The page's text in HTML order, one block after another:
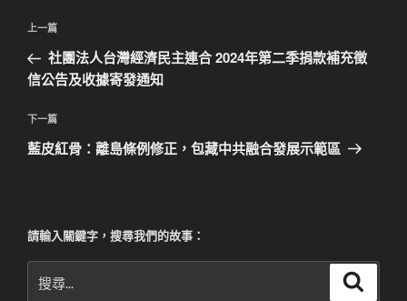
文
導
覽
上
一
篇
章
上一篇
社團法人台灣經濟民主連合 2024年第二季捐款補充徵
信公告及收據寄發通知
下
一
下一篇
藍皮紅骨：離島條例修正，包藏中共融合發展示範區
請輸入關鍵字，搜尋我們的故事：
尋